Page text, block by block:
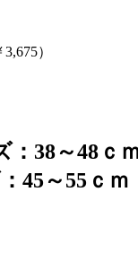
）
：38～48ｃ
45～55ｃｍ